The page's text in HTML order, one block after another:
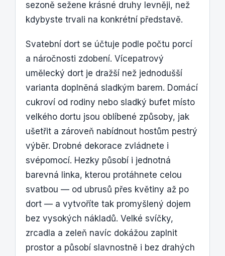
sezoně sežene krásné druhy levněji, než
kdybyste trvali na konkrétní představě.
Svatební dort se účtuje podle počtu porcí
a náročnosti zdobení. Vícepatrový
umělecký dort je dražší než jednodušší
varianta doplněná sladkým barem. Domácí
cukroví od rodiny nebo sladký bufet místo
velkého dortu jsou oblíbené způsoby, jak
ušetřit a zároveň nabídnout hostům pestrý
výběr. Drobné dekorace zvládnete i
svépomocí. Hezky působí i jednotná
barevná linka, kterou protáhnete celou
svatbou — od ubrusů přes květiny až po
dort — a vytvoříte tak promyšlený dojem
bez vysokých nákladů. Velké svíčky,
zrcadla a zeleň navíc dokážou zaplnit
prostor a působí slavnostně i bez drahých